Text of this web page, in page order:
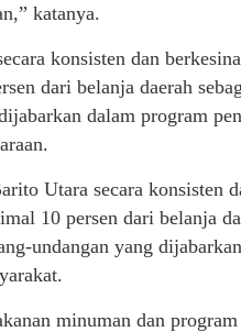
katanya.
konsisten dan
dari belanja daerah
dalam program
Utara secara konsisten
10 persen dari belanja
undangan yang
minuman dan